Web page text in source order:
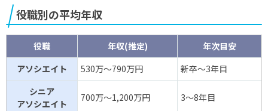
役職別の平均年収
役職 年収(推定)
年次目安
アソシエイト
530万～790万円
新卒～3年目
シニア
アソシエイト
700万～1,200万円 3～8年目